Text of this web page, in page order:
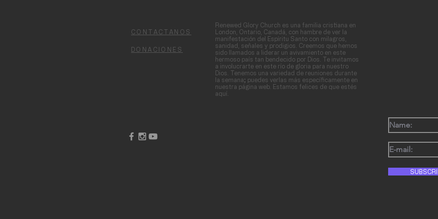
CONTACTANOS
DONACIONES
Renewed Glory Church es una familia cristiana en
London, Ontario, Canadá, con hambre de ver la
manifestación del Espíritu Santo con milagros,
sanidad, señales y prodigios. Creemos que hemos
sido llamados a liderar un avivamiento en este
hermoso país tan bendecido por Dios. Te invitamos
a involucrarte en este río de gloria para nuestro
Dios. Tenemos una variedad de reuniones durante
la semana; puedes verlas más específicamente en
nuestra página web. Estamos felices de que estés
aquí.